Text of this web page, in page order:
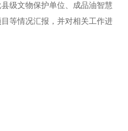
级文物保护单位、成品油智慧
等情况汇报，并对相关工作进